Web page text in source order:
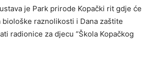
je Park prirode Kopački rit gdje će
biološke raznolikosti i Dana zaštite
radionice za djecu “Škola Kopačkog